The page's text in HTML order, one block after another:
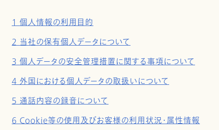
1 個人情報の利用目的
2 当社の保有個人データについて
3 個人データの安全管理措置に関する事項について
4 外国における個人データの取扱いについて
5 通話内容の録音について
6 Cookie等の使用及びお客様の利用状況・属性情報